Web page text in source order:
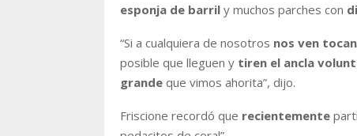
esponja de barril y muchos parches con
“Si a cualquiera de nosotros nos ven
posible que lleguen y tiren el ancla
grande que vimos ahorita”, dijo.
Friscione recordó que recientemente